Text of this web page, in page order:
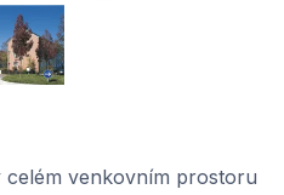
zatížené plochy,
venkovním prostoru